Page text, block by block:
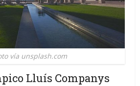
vía unsplash.com
Lluís Companys